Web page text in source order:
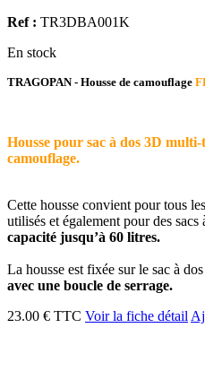
Ref : TR3DBA001K
En stock
TRAGOPAN - Housse de camouflage
Housse pour sac à dos 3D
camouflage.
Cette housse convient pour tous
utilisés et également pour des sacs
capacité jusqu’à 60 litres.
La housse est fixée sur le sac à dos
avec une boucle de serrage.
23.00 € TTC Voir la fiche détail